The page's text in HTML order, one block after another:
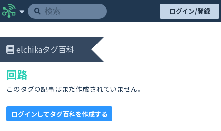
ログイン/登録
elchikaタグ百科
回路
このタグの記事はまだ作成されていません。
ログインしてタグ百科を作成する